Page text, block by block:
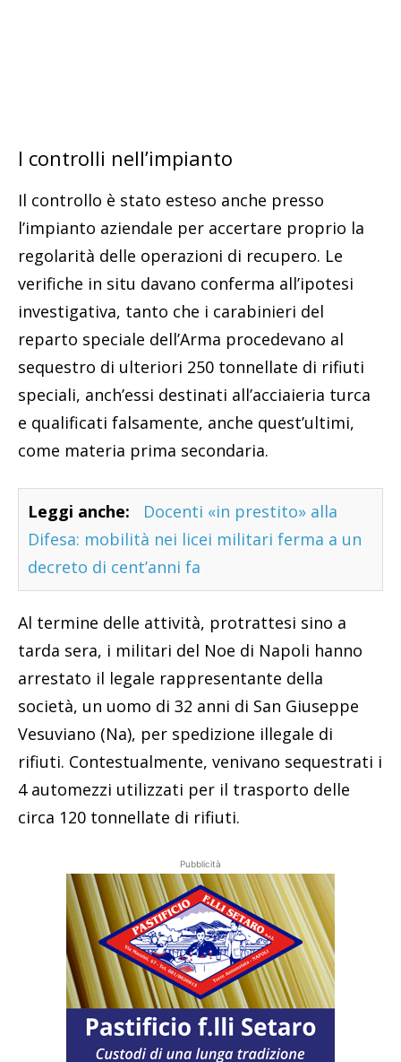
I controlli nell’impianto
Il controllo è stato esteso anche presso
l’impianto aziendale per accertare proprio la
regolarità delle operazioni di recupero. Le
verifiche in situ davano conferma all’ipotesi
investigativa, tanto che i carabinieri del
reparto speciale dell’Arma procedevano al
sequestro di ulteriori 250 tonnellate di rifiuti
speciali, anch’essi destinati all’acciaieria turca
e qualificati falsamente, anche quest’ultimi,
come materia prima secondaria.
Leggi anche:
Docenti «in prestito» alla
Difesa: mobilità nei licei militari ferma a un
decreto di cent’anni fa
Al termine delle attività, protrattesi sino a
tarda sera, i militari del Noe di Napoli hanno
arrestato il legale rappresentante della
società, un uomo di 32 anni di San Giuseppe
Vesuviano (Na), per spedizione illegale di
rifiuti. Contestualmente, venivano sequestrati i
4 automezzi utilizzati per il trasporto delle
circa 120 tonnellate di rifiuti.
Pubblicità